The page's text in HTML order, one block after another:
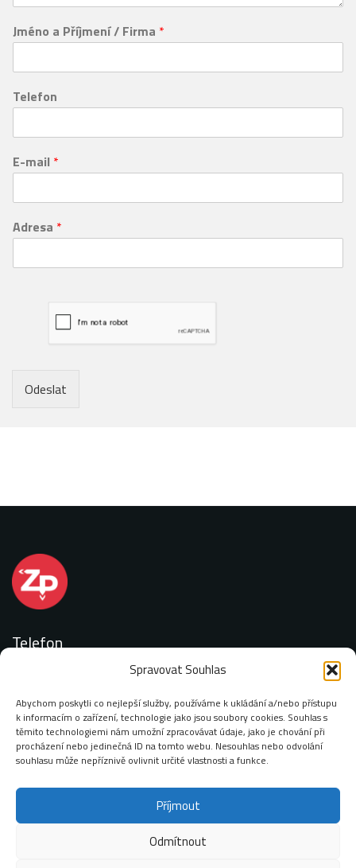
Spravovat Souhlas
Abychom poskytli co nejlepší služby, používáme k ukládání a/nebo přístupu
k informacím o zařízení, technologie jako jsou soubory cookies. Souhlas s
těmito technologiemi nám umožní zpracovávat údaje, jako je chování při
procházení nebo jedinečná ID na tomto webu. Nesouhlas nebo odvolání
souhlasu může nepříznivě ovlivnit určité vlastnosti a funkce.
Příjmout
Odmítnout
Jméno a Příjmení / Firma *
Telefon
E-mail *
Adresa *
Odeslat
Telefon
+420 727 887 077
Email:
info@zimop.cz